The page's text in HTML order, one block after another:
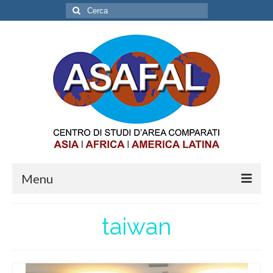
Cerca:
Menu
OPPORTUNITIES
INTERNSHIP
taiwan